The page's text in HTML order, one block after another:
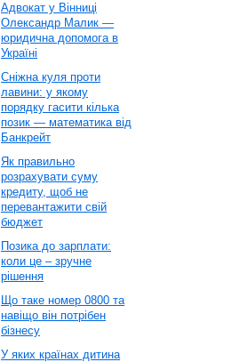
Адвокат у Вінниці
Олександр Малик —
юридична допомога в
Україні
Сніжна куля проти
лавини: у якому
порядку гасити кілька
позик — математика від
Банкрейт
Як правильно
розрахувати суму
кредиту, щоб не
перевантажити свій
бюджет
Позика до зарплати:
коли це – зручне
рішення
Що таке номер 0800 та
навіщо він потрібен
бізнесу
У яких країнах дитина